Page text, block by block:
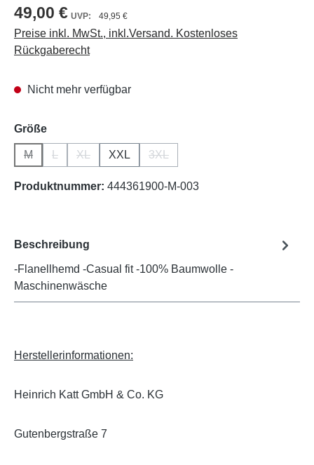
49,00 € 49,95 €
Preise inkl. MwSt., inkl.Versand. Kostenloses
Rückgaberecht
Nicht mehr verfügbar
Größeauswählen
M
(Diese Option ist zurzeit nicht verfügbar.)
L XL XXL 3XL
Produktnummer: 444361900-M-003
Beschreibung
-Flanellhemd -Casual fit -100% Baumwolle -
Maschinenwäsche
Herstellerinformationen:
Heinrich Katt GmbH & Co. KG
Gutenbergstraße 7